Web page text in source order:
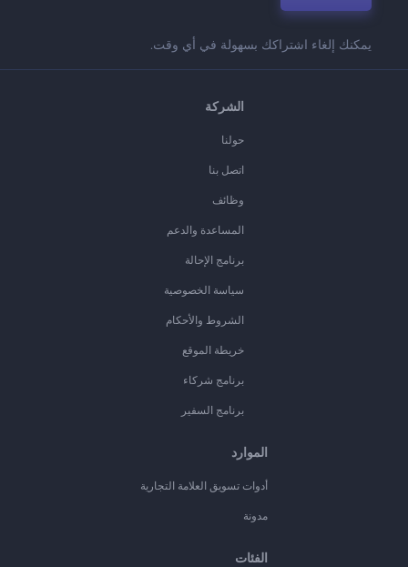
يمكنك إلغاء اشتراكك بسهولة في أي وقت.
الشركة
حولنا
اتصل بنا
وظائف
المساعدة والدعم
برنامج الإحالة
سياسة الخصوصية
الشروط والأحكام
خريطة الموقع
برنامج شركاء
برنامج السفير
الموارد
أدوات تسويق العلامة التجارية
مدونة
الفئات